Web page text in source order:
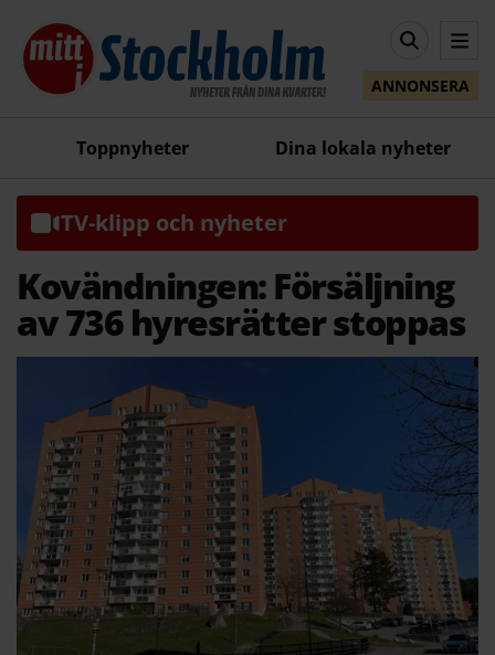
ANNONSERA
Toppnyheter Dina lokala nyheter
TV-klipp och nyheter
Kovändningen: Försäljning
av 736 hyresrätter stoppas